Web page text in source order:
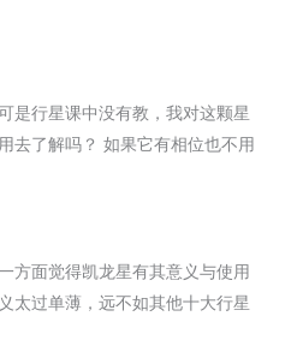
是行星课中没有教，我对这颗星
去了解吗？ 如果它有相位也不用
方面觉得凯龙星有其意义与使用
太过单薄，远不如其他十大行星